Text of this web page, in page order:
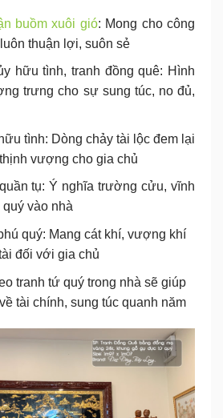
buồm xuôi gió: Mong cho công
thuận lợi, suôn sẻ
hữu tình, tranh đồng quê: Hình
trưng cho sự sung túc, no đủ,
tình: Dòng chảy tài lộc đem lại
vượng cho gia chủ
tụ: Ý nghĩa trường cửu, vĩnh
vào nhà
quý: Mang cát khí, vượng khí
đối với gia chủ
tranh tứ quý trong nhà sẽ giúp
tài chính, sung túc quanh năm